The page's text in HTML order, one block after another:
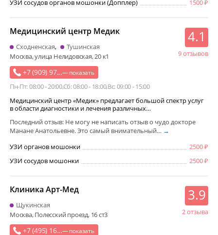
УЗИ сосудов органов мошонки (Допплер)
1500
+7 (909) 97...— показать
Пн-Пт: 08:00 - 20:00Сб: 08:00 - 18:00 Вс: 09:00 - 15:00
Медицинский центр Медик 4.1
9 отзывов
Сходненская
Тушинская
Москва, улица Нелидовская, 20 к1
Медицинский центр «Медик» предлагает большой спектр услуг
в области диагностики и лечения различных…
Последний отзыв: Не могу не написать отзыв о чудо докторе
Манане Анатольевне. Это самый внимательный… →
УЗИ органов мошонки
2500
УЗИ сосудов мошонки
2500
+7 (495) 16...— показать
Клиника Арт-Мед 3.9
2 отзыва
Щукинская
Москва, Полесский проезд, 16 ст3